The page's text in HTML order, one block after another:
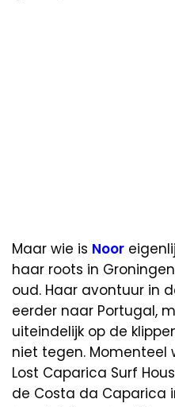
Maar wie is Noor
haar roots in
oud. Haar avontuur in
eerder naar Portugal,
uiteindelijk op de
niet tegen. Momenteel
Lost Caparica Surf
de Costa da Caparica